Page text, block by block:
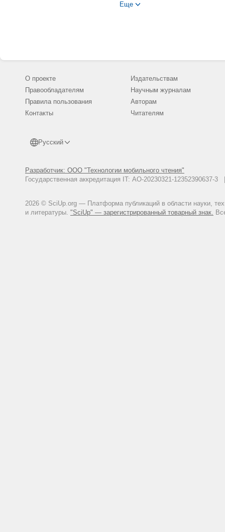
Чи Гонгиль, Ли Ёнхун. Чундо
(дата обращения: 20.08.2019)
Еще
О проекте
Правообладателям
Правила пользования
Контакты
Русский
Разработчик: ООО "Технологии мобильного чтения"
Государственная аккредитация IT: АО-20230321-
2026 © SciUp.org — Платформа публикаций в области науки,
и литературы. "SciUp" — зарегистрированный товарный знак.
Издательствам
Научным журналам
Авторам
Читателям